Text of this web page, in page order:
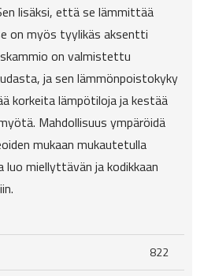
lisäksi, että se lämmittää
on myös tyylikäs aksentti
on valmistettu
ja sen lämmönpoistokyky
korkeita lämpötiloja ja kestää
Mahdollisuus ympäröidä
mukaan mukautetulla
luo miellyttävän ja kodikkaan
822